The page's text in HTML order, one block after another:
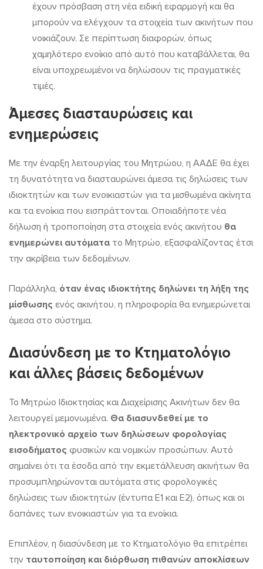
έχουν πρόσβαση στη νέα ειδική εφαρμογή και θα
μπορούν να ελέγχουν τα στοιχεία των ακινήτων που
νοικιάζουν. Σε περίπτωση διαφορών, όπως
χαμηλότερο ενοίκιο από αυτό που καταβάλλεται, θα
είναι υποχρεωμένοι να δηλώσουν τις πραγματικές
τιμές.
Άμεσες διασταυρώσεις και
ενημερώσεις
Με την έναρξη λειτουργίας του Μητρώου, η ΑΑΔΕ θα έχει
τη δυνατότητα να διασταυρώνει άμεσα τις δηλώσεις των
ιδιοκτητών και των ενοικιαστών για τα μισθωμένα ακίνητα
και τα ενοίκια που εισπράττονται. Οποιαδήποτε νέα
δήλωση ή τροποποίηση στα στοιχεία ενός ακινήτου θα
ενημερώνει αυτόματα το Μητρώο, εξασφαλίζοντας έτσι
την ακρίβεια των δεδομένων.
Παράλληλα, όταν ένας ιδιοκτήτης δηλώνει τη λήξη της
μίσθωσης ενός ακινήτου, η πληροφορία θα ενημερώνεται
άμεσα στο σύστημα.
Διασύνδεση με το Κτηματολόγιο
και άλλες βάσεις δεδομένων
Το Μητρώο Ιδιοκτησίας και Διαχείρισης Ακινήτων δεν θα
λειτουργεί μεμονωμένα. Θα διασυνδεθεί με το
ηλεκτρονικό αρχείο των δηλώσεων φορολογίας
εισοδήματος φυσικών και νομικών προσώπων. Αυτό
σημαίνει ότι τα έσοδα από την εκμετάλλευση ακινήτων θα
προσυμπληρώνονται αυτόματα στις φορολογικές
δηλώσεις των ιδιοκτητών (έντυπα Ε1 και Ε2), όπως και οι
δαπάνες των ενοικιαστών για τα ενοίκια.
Επιπλέον, η διασύνδεση με το Κτηματολόγιο θα επιτρέπει
την ταυτοποίηση και διόρθωση πιθανών αποκλίσεων